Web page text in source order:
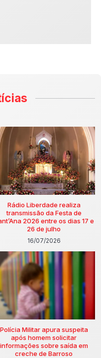
Rádio Liberdade realiza
transmissão da Festa de
2026 entre os dias 17 e
26 de julho
16/07/2026
Polícia Militar apura suspeita
após homem solicitar
informações sobre saída em
creche de Barroso